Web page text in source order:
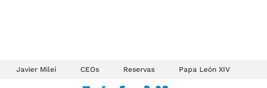
Javier Milei CEOs Reservas Papa León XIV